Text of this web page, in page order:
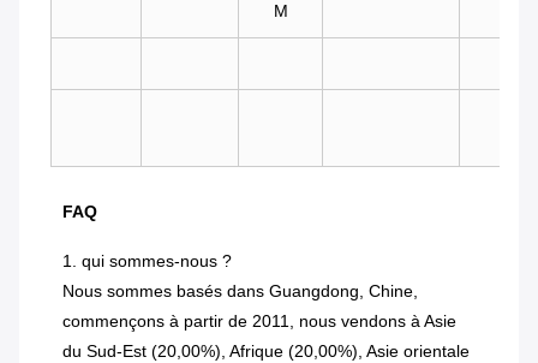
M
FAQ
1. qui sommes-nous ?
Nous sommes basés dans Guangdong, Chine,
commençons à partir de 2011, nous vendons à Asie
du Sud-Est (20,00%), Afrique (20,00%), Asie orientale